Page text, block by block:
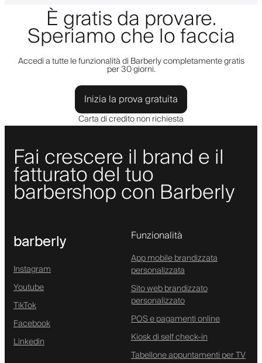
È gratis da provare.
Speriamo che lo faccia
Accedi a tutte le funzionalità di Barberly completamente gratis
per 30 giorni.
Inizia la prova gratuita
Carta di credito non richiesta
Fai crescere il brand e il
fatturato del tuo
barbershop con Barberly
barberly
Instagram
Youtube
TikTok
Facebook
Linkedin
Funzionalità
App mobile brandizzata
personalizzata
Sito web brandizzato
personalizzato
POS e pagamenti online
Kiosk di self check-in
Tabellone appuntamenti per TV